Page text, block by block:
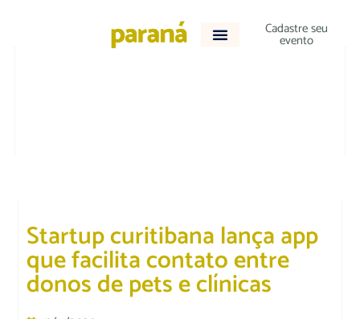
Cadastre seu
evento
Startup curitibana lança app
que facilita contato entre
donos de pets e clínicas